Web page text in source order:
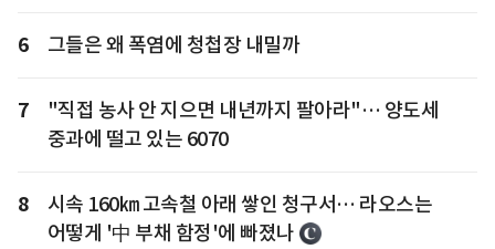
6 그들은 왜 폭염에 청첩장 내밀까
7
"직접 농사 안 지으면 내년까지 팔아라"… 양도세
중과에 떨고 있는 6070
8
시속 160㎞ 고속철 아래 쌓인 청구서… 라오스는
어떻게 '中 부채 함정'에 빠졌나